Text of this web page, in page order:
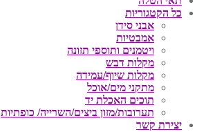
כל הקטגוריות
אבני סידן
אמבטיות
ויטמנים ותוספי תזונה
מקלות דבש
מקלות שיוף/עמידה
מתקני מים/אוכל
תוכים האכלת יד
תערובות/מזון ביצים/השרייה/ כופתיות
יצירת קשר